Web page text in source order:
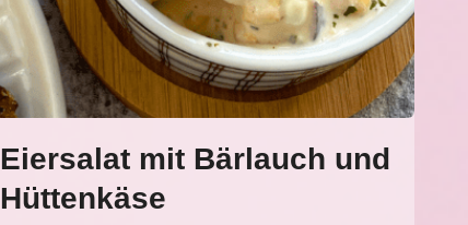
Eiersalat mit Bärlauch und
Hüttenkäse